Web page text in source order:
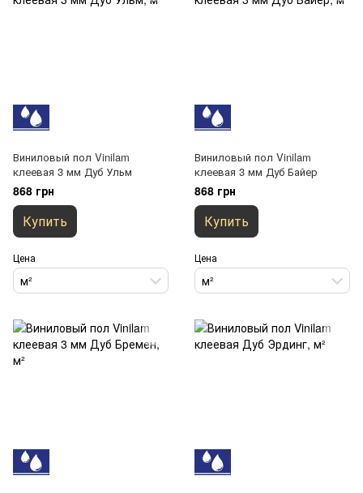
Виниловый пол Vinilam
клеевая 3 мм Дуб Ульм
868 грн
Купить
Цена
м²
Виниловый пол Vinilam
клеевая 3 мм Дуб Байер
868 грн
Купить
Цена
м²